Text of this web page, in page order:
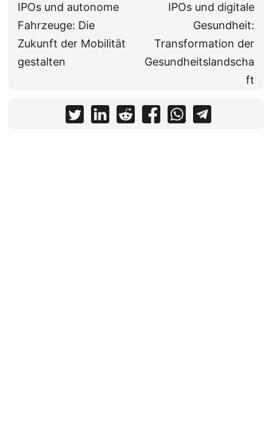
IPOs und autonome
Fahrzeuge: Die
Zukunft der Mobilität
gestalten
IPOs und digitale
Gesundheit:
Transformation der
Gesundheitslandscha
ft